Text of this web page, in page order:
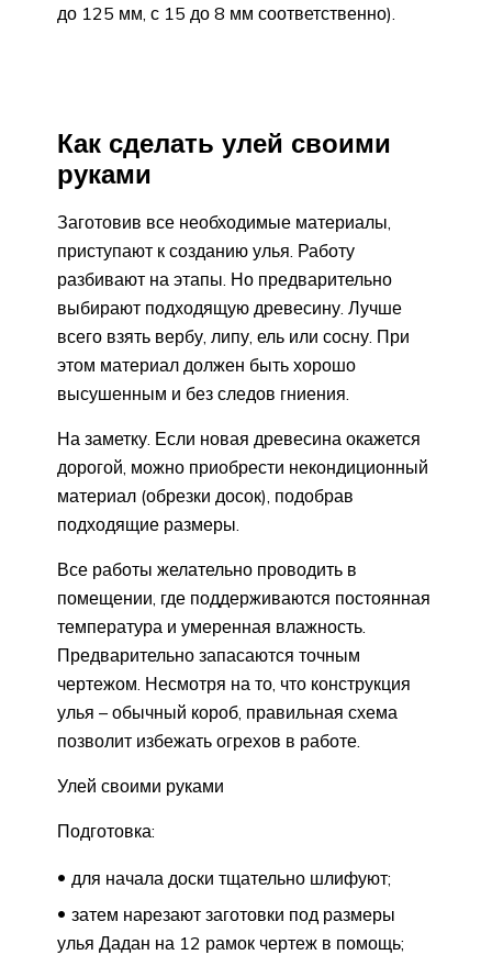
до 125 мм, с 15 до 8 мм соответственно).
Как сделать улей своими
руками
Заготовив все необходимые материалы,
приступают к созданию улья. Работу
разбивают на этапы. Но предварительно
выбирают подходящую древесину. Лучше
всего взять вербу, липу, ель или сосну. При
этом материал должен быть хорошо
высушенным и без следов гниения.
На заметку. Если новая древесина окажется
дорогой, можно приобрести некондиционный
материал (обрезки досок), подобрав
подходящие размеры.
Все работы желательно проводить в
помещении, где поддерживаются постоянная
температура и умеренная влажность.
Предварительно запасаются точным
чертежом. Несмотря на то, что конструкция
улья – обычный короб, правильная схема
позволит избежать огрехов в работе.
Улей своими руками
Подготовка:
для начала доски тщательно шлифуют;
затем нарезают заготовки под размеры
улья Дадан на 12 рамок чертеж в помощь;